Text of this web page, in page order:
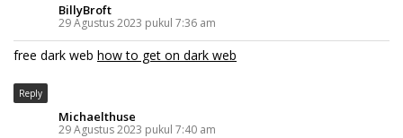
BillyBroft
29 Agustus 2023 pukul 7:36 am
free dark web how to get on dark web
Reply
Michaelthuse
29 Agustus 2023 pukul 7:40 am